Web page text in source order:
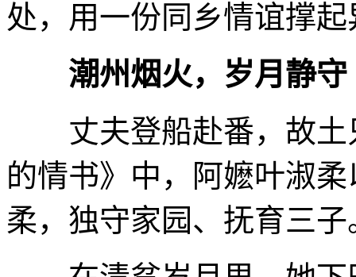
处，用一份同乡情谊撑
潮州烟火，岁月静守
丈夫登船赴番，故土
的情书》中，阿嬷叶淑
柔，独守家园、抚育三子